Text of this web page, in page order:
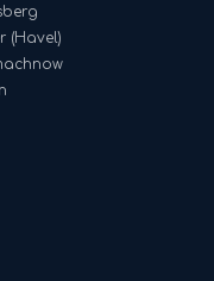
(Havel)